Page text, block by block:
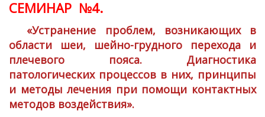
СЕМИНАР №4.
«Устранение проблем, возникающих в
области шеи, шейно-грудного перехода и
плечевого пояса. Диагностика
патологических процессов в них, принципы
и методы лечения при помощи контактных
методов воздействия».